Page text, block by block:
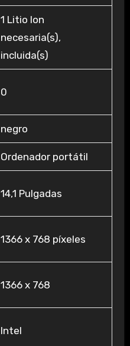
‎1 Litio Ion
necesaria(s),
incluida(s)
‎0
‎negro
‎Ordenador portátil
‎14,1 Pulgadas
‎1366 x 768 píxeles
‎1366 x 768
‎Intel